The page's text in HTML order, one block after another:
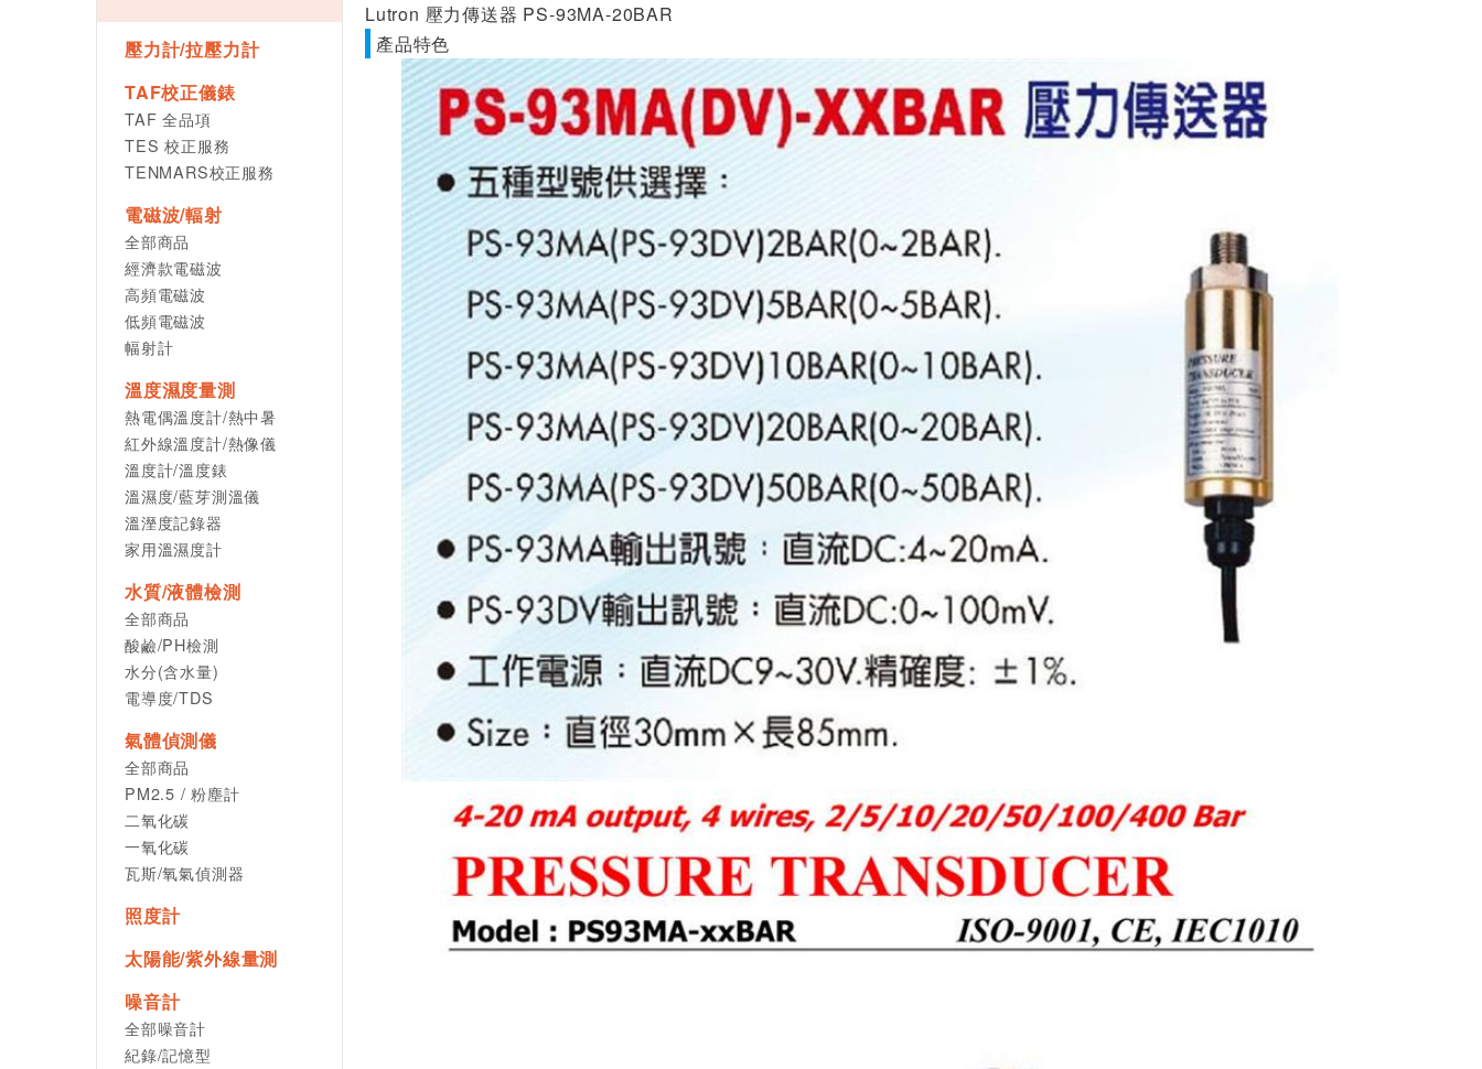
PS-93DV-10BAR
$5250
壓力計/拉壓力計
TAF校正儀錶
TAF 全品項
TES 校正服務
TENMARS校正服務
電磁波/輻射
全部商品
經濟款電磁波
高頻電磁波
低頻電磁波
幅射計
溫度濕度量測
熱電偶溫度計/熱中暑
紅外線溫度計/熱像儀
溫度計/溫度錶
溫濕度/藍芽測溫儀
溫溼度記錄器
家用溫濕度計
水質/液體檢測
全部商品
酸鹼/PH檢測
水分(含水量)
電導度/TDS
氣體偵測儀
全部商品
PM2.5 / 粉塵計
二氧化碳
一氧化碳
瓦斯/氧氣偵測器
照度計
太陽能/紫外線量測
噪音計
全部噪音計
紀錄/記憶型
Lutron 壓力傳送器 PS-93MA-20BAR
產品特色